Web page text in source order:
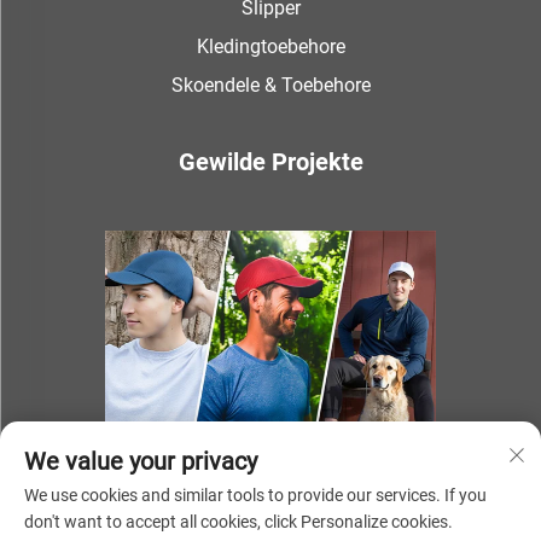
Slipper
Kledingtoebehore
Skoendele & Toebehore
Gewilde Projekte
We value your privacy
We use cookies and similar tools to provide our services. If you
don't want to accept all cookies, click Personalize cookies.